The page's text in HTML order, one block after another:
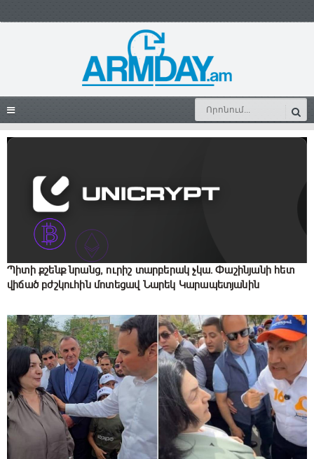
Պիտի քշենք նրանց, ուրիշ տարբերակ չկա. Փաշինյանի հետ
վիճած բժշկուհին մոտեցավ Նարեկ Կարապետյանին